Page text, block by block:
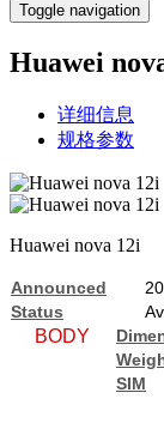
Toggle navigation
Huawei
详细信息
规格参数
Huawei nova 12i
Announced
Status
BODY
SIM